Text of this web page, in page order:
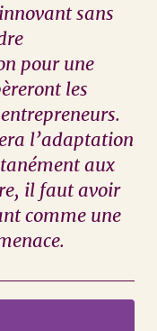
sans
pour une
les
l’adaptation
aux
il faut avoir
comme une